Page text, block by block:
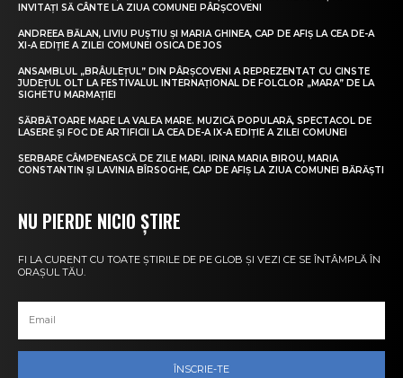
INVITAȚI SĂ CÂNTE LA ZIUA COMUNEI PÂRȘCOVENI
ANDREEA BĂLAN, LIVIU PUȘTIU ȘI MARIA GHINEA, CAP DE AFIȘ LA CEA DE-A
XI-A EDIȚIE A ZILEI COMUNEI OSICA DE JOS
ANSAMBLUL „BRÂULEȚUL” DIN PÂRȘCOVENI A REPREZENTAT CU CINSTE
JUDEȚUL OLT LA FESTIVALUL INTERNAȚIONAL DE FOLCLOR „MARA” DE LA
SIGHETU MARMAȚIEI
SĂRBĂTOARE MARE LA VALEA MARE. MUZICĂ POPULARĂ, SPECTACOL DE
LASERE ȘI FOC DE ARTIFICII LA CEA DE-A IX-A EDIȚIE A ZILEI COMUNEI
SERBARE CÂMPENEASCĂ DE ZILE MARI. IRINA MARIA BIROU, MARIA
CONSTANTIN ȘI LAVINIA BÎRSOGHE, CAP DE AFIȘ LA ZIUA COMUNEI BĂRĂȘTI
NU PIERDE NICIO ȘTIRE
FI LA CURENT CU TOATE ȘTIRILE DE PE GLOB ȘI VEZI CE SE ÎNTÂMPLĂ ÎN
ORAȘUL TĂU.
ÎNSCRIE-TE